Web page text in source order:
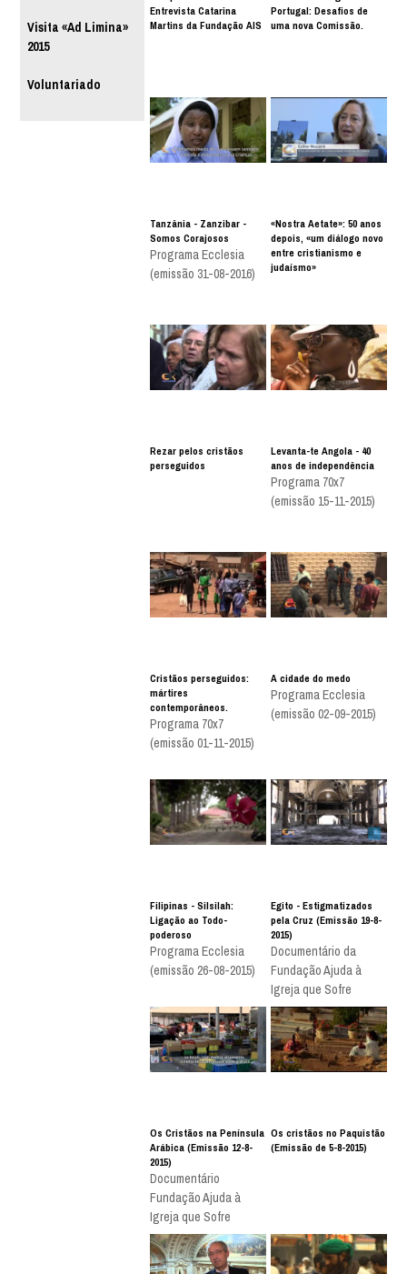
Visita «Ad Limina»
2015
Voluntariado
Entrevista Catarina
Martins da Fundação AIS
Portugal: Desafios de
uma nova Comissão.
Tanzânia - Zanzibar -
Somos Corajosos
Programa Ecclesia
(emissão 31-08-2016)
«Nostra Aetate»: 50 anos
depois, «um diálogo novo
entre cristianismo e
judaísmo»
Rezar pelos cristãos
perseguidos
Levanta-te Angola - 40
anos de independência
Programa 70x7
(emissão 15-11-2015)
Cristãos perseguidos:
mártires
contemporâneos.
Programa 70x7
(emissão 01-11-2015)
A cidade do medo
Programa Ecclesia
(emissão 02-09-2015)
Filipinas - Silsilah:
Ligação ao Todo-
poderoso
Programa Ecclesia
(emissão 26-08-2015)
Egito - Estigmatizados
pela Cruz (Emissão 19-8-
2015)
Documentário da
Fundação Ajuda à
Igreja que Sofre
Os Cristãos na Península
Arábica (Emissão 12-8-
2015)
Documentário
Fundação Ajuda à
Igreja que Sofre
Os cristãos no Paquistão
(Emissão de 5-8-2015)